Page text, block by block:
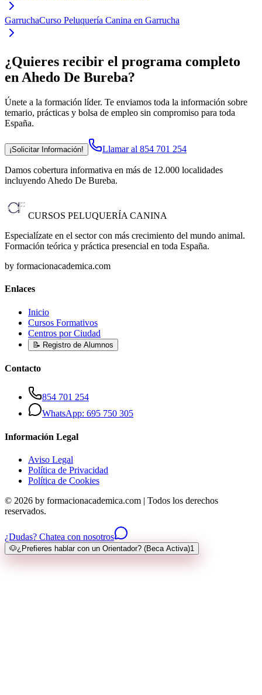
GarruchaCurso Peluquería Canina en Garrucha
¿Quieres recibir el programa completo
en Ahedo De Bureba?
Únete a la formación líder. Te enviamos toda la información sobre
temario, prácticas y bolsa de empleo sin compromiso para toda
España.
¡Solicitar Información! Llamar al 854 701 254
Damos cobertura informativa en más de 12.000 localidades
incluyendo Ahedo De Bureba.
CURSOS PELUQUERÍA CANINA
Especialízate en el sector con más crecimiento del mundo animal.
Formación teórica y práctica presencial en toda España.
by formacionacademica.com
Enlaces
Inicio
Cursos Formativos
Centros por Ciudad
📝 Registro de Alumnos
Contacto
854 701 254
WhatsApp: 695 750 305
Información Legal
Aviso Legal
Política de Privacidad
Política de Cookies
© 2026 by formacionacademica.com | Todos los derechos
reservados.
¿Dudas? Chatea con nosotros
🐶¿Prefieres hablar con un Orientador? (Beca Activa)1